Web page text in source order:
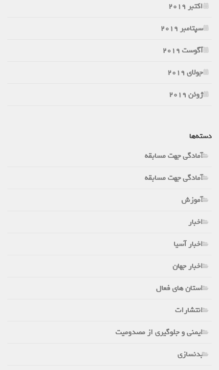
اکتبر 2019
سپتامبر 2019
آگوست 2019
جولای 2019
ژوئن 2019
دسته‌ها
آمادگی جهت مسابقه
آمادگی جهت مسابقه
آموزش
اخبار
اخبار آسیا
اخبار جهان
استان های فعال
انتشارات
ایمنی و جلوگیری از مصدومیت
بدنسازی